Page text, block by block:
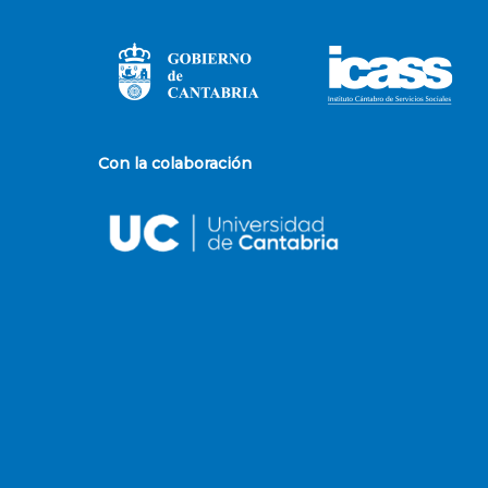
Con la colaboración